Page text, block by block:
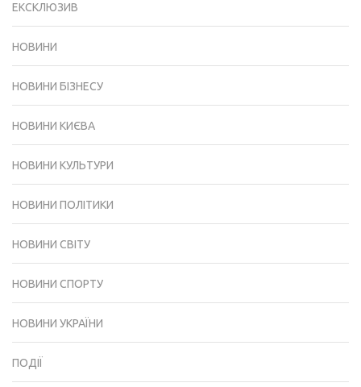
ЕКСКЛЮЗИВ
НОВИНИ
НОВИНИ БІЗНЕСУ
НОВИНИ КИЄВА
НОВИНИ КУЛЬТУРИ
НОВИНИ ПОЛІТИКИ
НОВИНИ СВІТУ
НОВИНИ СПОРТУ
НОВИНИ УКРАЇНИ
ПОДІЇ